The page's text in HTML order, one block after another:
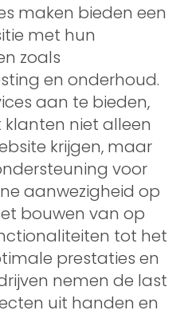
maken bieden een
met hun
zoals
en onderhoud.
aan te bieden,
klanten niet alleen
krijgen, maar
voor
aanwezigheid op
bouwen van op
tot het
prestaties en
nemen de last
uit handen en